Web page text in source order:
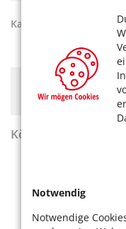
Notwendig
Notwendige
Kategorien: ,
Hier könnte
finanzieren. Bitte
KölnerLeben